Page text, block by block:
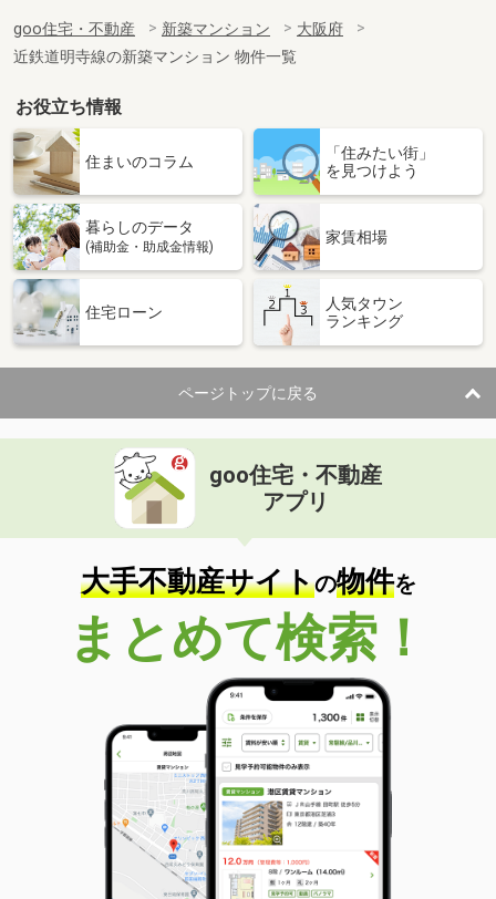
goo住宅・不動産 新築マンション
大阪府
近鉄道明寺線の新築マンション 物件一覧
お役立ち情報
住まいのコラム
「住みたい街」
を見つけよう
暮らしのデータ
(補助金・助成金情報)
家賃相場
住宅ローン
人気タウン
ランキング
ページトップに戻る
goo住宅・不動産
アプリ
大手不動産サイトの物件を
まとめて検索！